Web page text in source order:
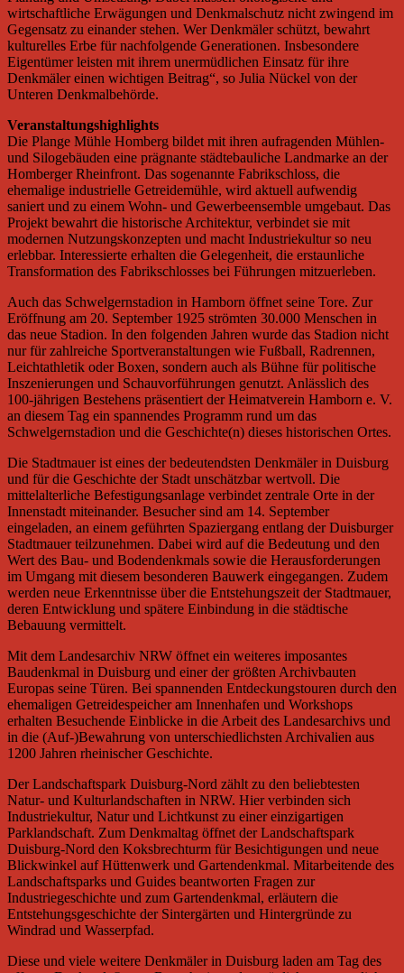
wirtschaftliche Erwägungen und Denkmalschutz nicht zwingend im
Gegensatz zu einander stehen. Wer Denkmäler schützt, bewahrt
kulturelles Erbe für nachfolgende Generationen. Insbesondere
Eigentümer leisten mit ihrem unermüdlichen Einsatz für ihre
Denkmäler einen wichtigen Beitrag“, so Julia Nückel von der
Unteren Denkmalbehörde.
Veranstaltungshighlights
Die Plange Mühle Homberg bildet mit ihren aufragenden Mühlen-
und Silogebäuden eine prägnante städtebauliche Landmarke an der
Homberger Rheinfront. Das sogenannte Fabrikschloss, die
ehemalige industrielle Getreidemühle, wird aktuell aufwendig
saniert und zu einem Wohn- und Gewerbeensemble umgebaut. Das
Projekt bewahrt die historische Architektur, verbindet sie mit
modernen Nutzungskonzepten und macht Industriekultur so neu
erlebbar. Interessierte erhalten die Gelegenheit, die erstaunliche
Transformation des Fabrikschlosses bei Führungen mitzuerleben.
Auch das Schwelgernstadion in Hamborn öffnet seine Tore. Zur
Eröffnung am 20. September 1925 strömten 30.000 Menschen in
das neue Stadion. In den folgenden Jahren wurde das Stadion nicht
nur für zahlreiche Sportveranstaltungen wie Fußball, Radrennen,
Leichtathletik oder Boxen, sondern auch als Bühne für politische
Inszenierungen und Schauvorführungen genutzt. Anlässlich des
100-jährigen Bestehens präsentiert der Heimatverein Hamborn e. V.
an diesem Tag ein spannendes Programm rund um das
Schwelgernstadion und die Geschichte(n) dieses historischen Ortes.
Die Stadtmauer ist eines der bedeutendsten Denkmäler in Duisburg
und für die Geschichte der Stadt unschätzbar wertvoll. Die
mittelalterliche Befestigungsanlage verbindet zentrale Orte in der
Innenstadt miteinander. Besucher sind am 14. September
eingeladen, an einem geführten Spaziergang entlang der Duisburger
Stadtmauer teilzunehmen. Dabei wird auf die Bedeutung und den
Wert des Bau- und Bodendenkmals sowie die Herausforderungen
im Umgang mit diesem besonderen Bauwerk eingegangen. Zudem
werden neue Erkenntnisse über die Entstehungszeit der Stadtmauer,
deren Entwicklung und spätere Einbindung in die städtische
Bebauung vermittelt.
Mit dem Landesarchiv NRW öffnet ein weiteres imposantes
Baudenkmal in Duisburg und einer der größten Archivbauten
Europas seine Türen. Bei spannenden Entdeckungstouren durch den
ehemaligen Getreidespeicher am Innenhafen und Workshops
erhalten Besuchende Einblicke in die Arbeit des Landesarchivs und
in die (Auf-)Bewahrung von unterschiedlichsten Archivalien aus
1200 Jahren rheinischer Geschichte.
Der Landschaftspark Duisburg-Nord zählt zu den beliebtesten
Natur- und Kulturlandschaften in NRW. Hier verbinden sich
Industriekultur, Natur und Lichtkunst zu einer einzigartigen
Parklandschaft. Zum Denkmaltag öffnet der Landschaftspark
Duisburg-Nord den Koksbrechturm für Besichtigungen und neue
Blickwinkel auf Hüttenwerk und Gartendenkmal. Mitarbeitende des
Landschaftsparks und Guides beantworten Fragen zur
Industriegeschichte und zum Gartendenkmal, erläutern die
Entstehungsgeschichte der Sintergärten und Hintergründe zu
Windrad und Wasserpfad.
Diese und viele weitere Denkmäler in Duisburg laden am Tag des